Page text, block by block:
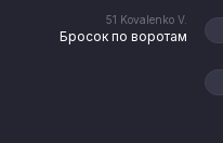
51 Kovalenko V.
Бросок по воротам